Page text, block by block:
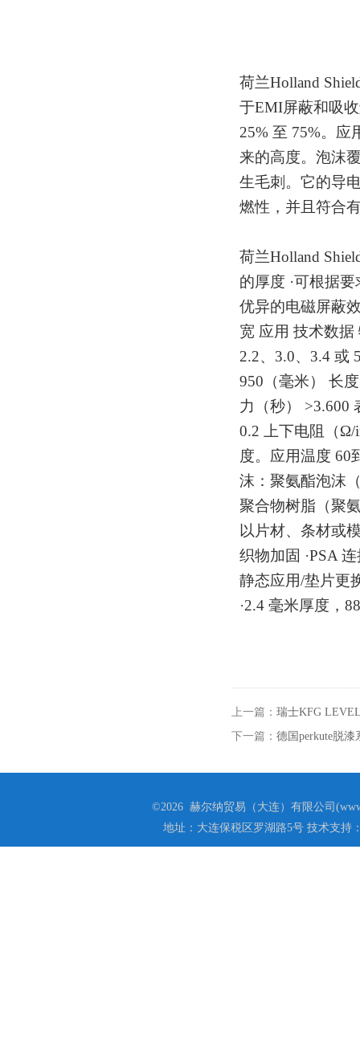
荷兰Holland
于EMI屏蔽和吸
25% 至 75%。应
来的高度。泡沫
生毛刺。它的导
燃性，并且符合
荷兰Holland
的厚度 ·可根据
优异的电磁屏蔽
宽 应用 技术数
2.2、3.0、3.4 或
950（毫米） 长
力（秒） >3.600
0.2 上下电阻（Ω/
度。应用温度 60
沫：聚氨酯泡沫
聚合物树脂（聚
以片材、条材或
织物加固 ·PSA
静态应用/垫片更
·2.4 毫米厚度，
上一篇： 瑞士KFG
下一篇： 德国perkute脱
©2026 赫尔纳贸易（大连）有限公司
地址：大连保税区罗湖路5号 技术支持